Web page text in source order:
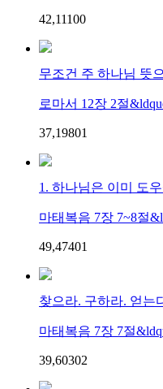
42,11100
무조건 주 하나님 뜻
로마서 12장 2절
37,19801
1. 하나님은 이미 도
마태복음 7장 7~8절
49,47401
찾으라. 구하라. 얻는
마태복음 7장 7절
39,60302